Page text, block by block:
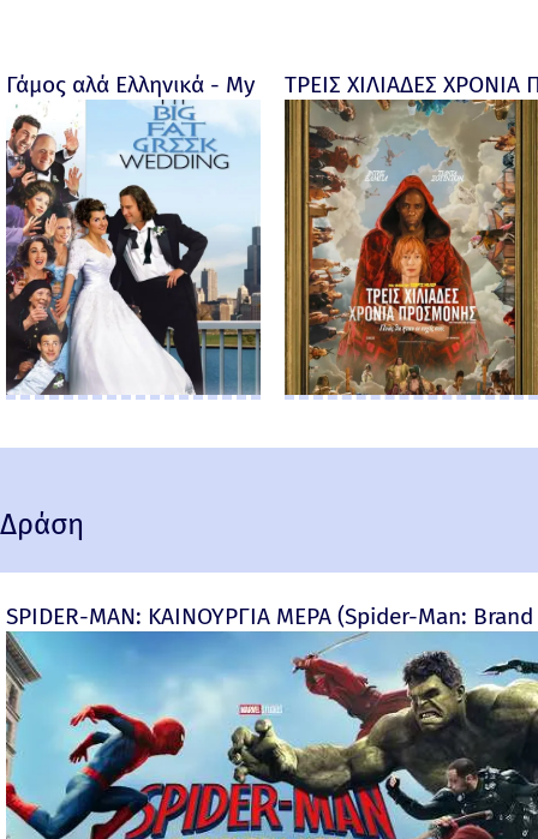
Γάμος αλά Ελληνικά - My big fat Greek wedding -
ΤΡΕΙΣ ΧΙΛΙΑΔΕΣ
Δράση
SPIDER-MAN: ΚΑΙΝΟΥΡΓΙΑ ΜΕΡΑ (Spider-Man: